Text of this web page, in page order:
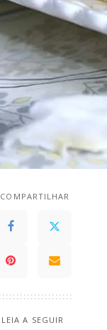
COMPARTILHAR
LEIA A SEGUIR